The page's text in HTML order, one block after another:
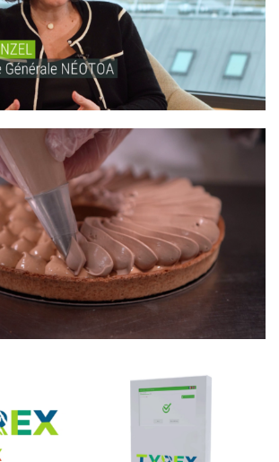
– BIODIVERSITÉ
SUPER U